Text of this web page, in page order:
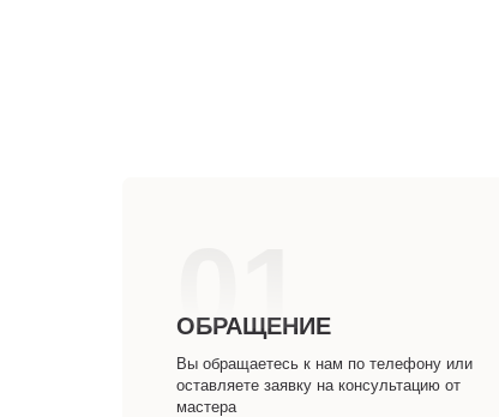
01
ОБРАЩЕНИЕ
Вы обращаетесь к нам по телефону или
оставляете заявку на консультацию от
мастера